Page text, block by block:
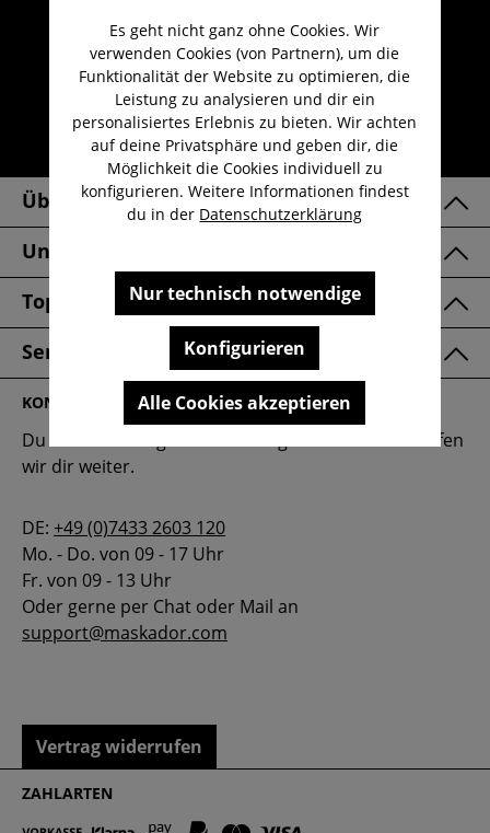
Kauf auf Rechnung
Kostenloser Versand ab 29,-€
Lieferzeit 1-3 Werktage
30 Tage kostenlose Retoure
Über Uns
Unsere Marken
Top Kategorien
Service & FAQ
KONTAKT
Du hast eine Frage oder benötigst Hilfe? Gerne helfen
wir dir weiter.
DE: +49 (0)7433 2603 120
Mo. - Do. von 09 - 17 Uhr
Fr. von 09 - 13 Uhr
Oder gerne per Chat oder Mail an
support@maskador.com
Vertrag widerrufen
ZAHLARTEN
Es geht nicht ganz ohne Cookies. Wir
verwenden Cookies (von Partnern), um die
Funktionalität der Website zu optimieren, die
Leistung zu analysieren und dir ein
personalisiertes Erlebnis zu bieten. Wir achten
auf deine Privatsphäre und geben dir, die
Möglichkeit die Cookies individuell zu
konfigurieren. Weitere Informationen findest
du in der Datenschutzerklärung
Nur technisch notwendige
Konfigurieren
Alle Cookies akzeptieren